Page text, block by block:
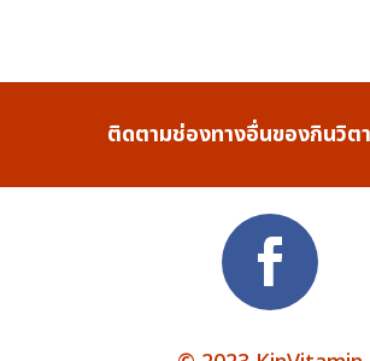
ติดตามช่องทางอื่นของกินวิต